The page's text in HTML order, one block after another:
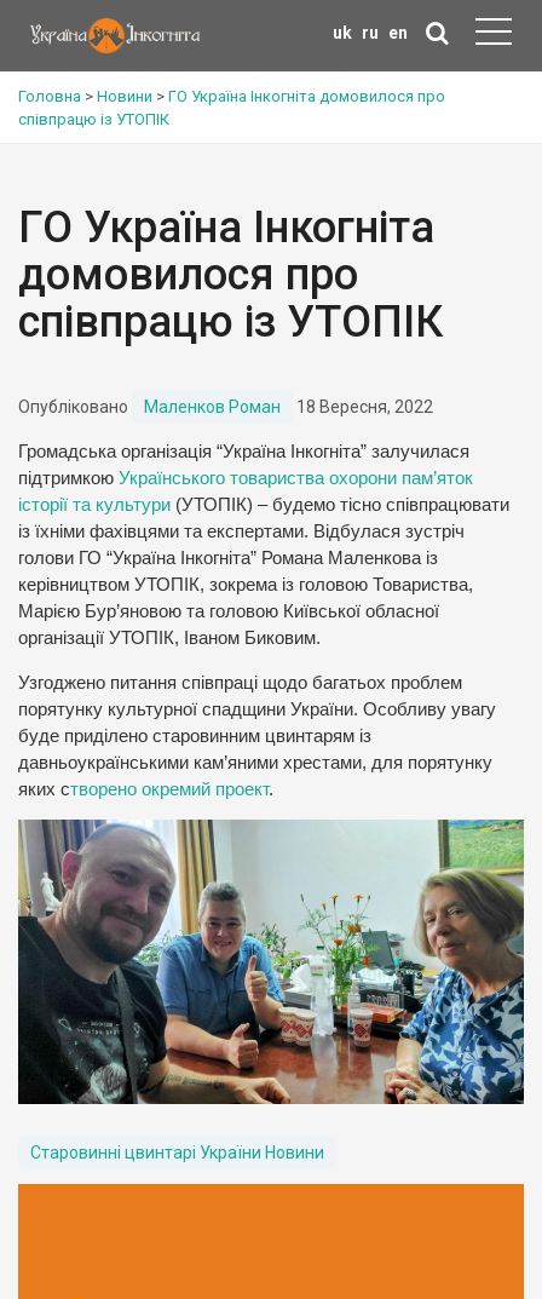
uk ru en
Головна > Новини > ГО Україна Інкогніта домовилося про
співпрацю із УТОПІК
ГО Україна Інкогніта
домовилося про
співпрацю із УТОПІК
Опубліковано Маленков Роман 18 Вересня, 2022
Громадська організація “Україна Інкогніта” залучилася
підтримкою Українського товариства охорони пам’яток
історії та культури (УТОПІК) – будемо тісно співпрацювати
із їхніми фахівцями та експертами. Відбулася зустріч
голови ГО “Україна Інкогніта” Романа Маленкова із
керівництвом УТОПІК, зокрема із головою Товариства,
Марією Бур’яновою та головою Київської обласної
організації УТОПІК, Іваном Биковим.
Узгоджено питання співпраці щодо багатьох проблем
порятунку культурної спадщини України. Особливу увагу
буде приділено старовинним цвинтарям із
давньоукраїнськими кам’яними хрестами, для порятунку
яких створено окремий проект.
Старовинні цвинтарі України Новини